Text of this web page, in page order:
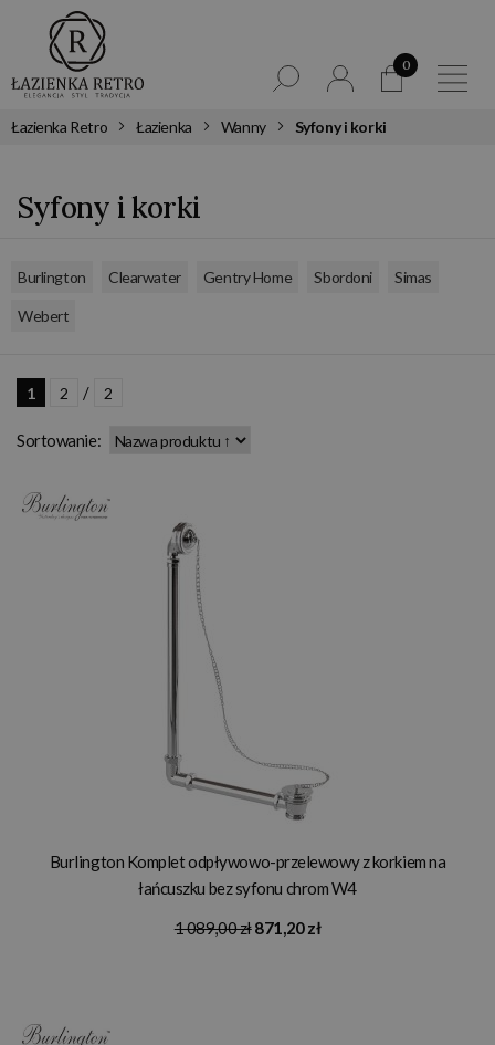
0
Łazienka Retro Łazienka Wanny Syfony i korki
Syfony i korki
Burlington Clearwater Gentry Home Sbordoni Simas
Webert
1 2 / 2
Sortowanie:
Burlington Komplet odpływowo-przelewowy z korkiem na
łańcuszku bez syfonu chrom W4
1 089,00 zł871,20 zł